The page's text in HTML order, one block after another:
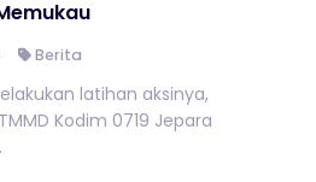
Berita
latihan aksinya,
Kodim 0719 Jepara